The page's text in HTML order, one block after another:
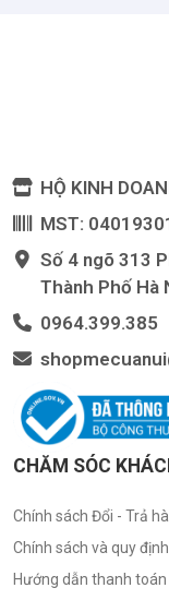
HỘ KINH
MST:
Số 4 ngõ 313
Thành Phố Hà
0964.399.385
CHĂM SÓC
Chính sách Đổi - Trả
Chính sách và quy
Hướng dẫn thanh toán